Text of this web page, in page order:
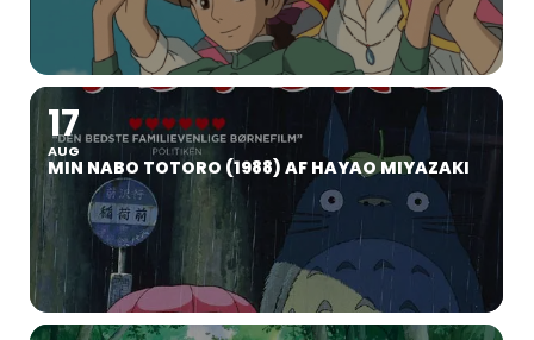
17
AUG
MIN NABO TOTORO (1988) AF HAYAO MIYAZAKI